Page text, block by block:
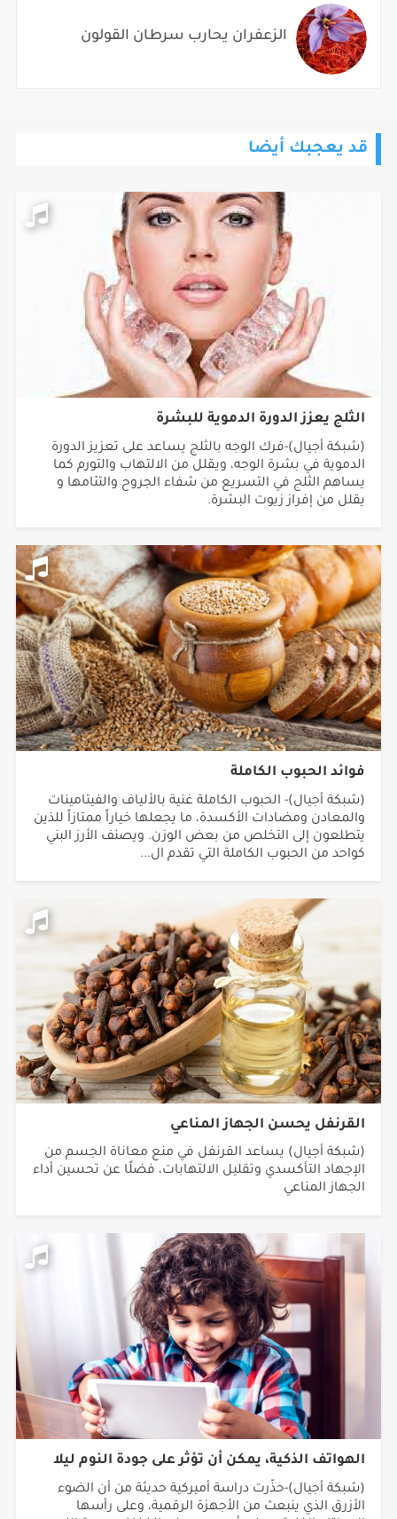
الزعفران يحارب سرطان القولون
قد يعجبك أيضا
الثلج يعزز الدورة الدموية للبشرة
(شبكة أجيال)-فرك الوجه بالثلج يساعد على تعزيز الدورة
الدموية في بشرة الوجه، ويقلل من الالتهاب والتورم كما
يساهم الثلج في التسريع من شفاء الجروح والتئامها و
يقلل من إفراز زيوت البشرة.
فوائد الحبوب الكاملة
(شبكة أجيال)- الحبوب الكاملة غنية بالألياف والفيتامينات
والمعادن ومضادات الأكسدة، ما يجعلها خياراً ممتازاً للذين
يتطلعون إلى التخلص من بعض الوزن. ويصنف الأرز البني
كواحد من الحبوب الكاملة التي تقدم ال...
القرنفل يحسن الجهاز المناعي
(شبكة أجيال) يساعد القرنفل في منع معاناة الجسم من
الإجهاد التأكسدي وتقليل الالتهابات، فضلًا عن تحسين أداء
الجهاز المناعي
الهواتف الذكية، يمكن أن تؤثر على جودة النوم ليلا
(شبكة أجيال)-حذّرت دراسة أميركية حديثة من أن الضوء
الأزرق الذي ينبعث من الأجهزة الرقمية، وعلى رأسها